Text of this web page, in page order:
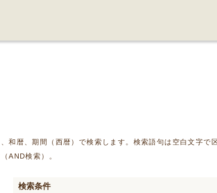
和暦、期間（西暦）で検索します。検索語句は空白文字
AND検索）。
検索条件